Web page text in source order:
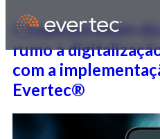
Coopesanramón
rumo à
com a
Evertec®